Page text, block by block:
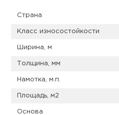
Страна
Класс износостойкости
Ширина, м
Толщина, мм
Намотка, м.п.
Площадь, м2
Основа